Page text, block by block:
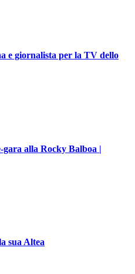
e giornalista per la TV dello
alla Rocky Balboa |
sua Altea